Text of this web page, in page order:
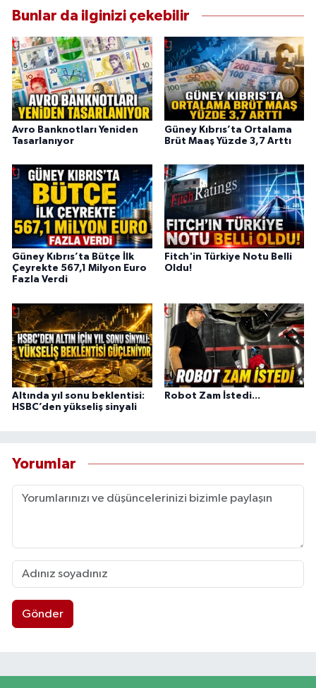
Bunlar da ilginizi çekebilir
Avro Banknotları Yeniden
Tasarlanıyor
Güney Kıbrıs’ta Ortalama
Brüt Maaş Yüzde 3,7 Arttı
Güney Kıbrıs’ta Bütçe İlk
Çeyrekte 567,1 Milyon Euro
Fazla Verdi
Fitch'in Türkiye Notu Belli
Oldu!
Altında yıl sonu beklentisi:
HSBC’den yükseliş sinyali
Robot Zam İstedi...
Yorumlar
Gönder